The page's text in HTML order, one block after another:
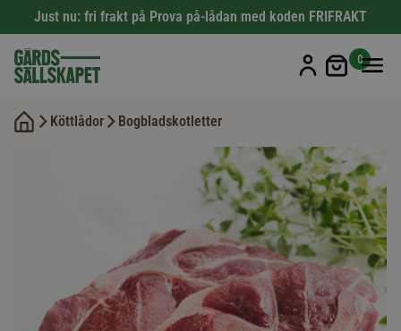
Just nu: fri frakt på Prova på-lådan med koden FRIFRAKT
Min
0
Köttlådor Bogbladskotletter